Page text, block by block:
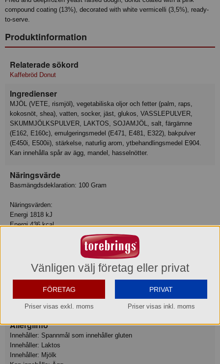
compound coating (13%), decorated with white vermicelli (3,5%), ready-
to-serve.
Produktinformation
Relaterade sökord
Kaffebröd Donut
Ingredienser
MJÖL (VETE, rismjöl), vegetabiliska oljor och fetter (palm, raps,
kokosnöt, shea), vatten, socker, jäst, glukos, VASSLEPULVER,
SKUMMJÖLKSPULVER, LAKTOS, SOJAMJÖL, salt, färgämne
(E162, E160c), emulgeringsmedel (E471, E481, E322), bakpulver
(E450i, E500ii), stärkelse, naturlig arom, ytbehandlingsmedel E904.
Kan innehålla spår av ägg, mandel, hasselnötter.
Näringsvärde
Basmängdsdeklaration: 100 Gram
Näringsvärden:
Energi 1818 kJ
Energi 436 kcal
- Varav sockerarter 14 g
Protein 7 g
Natrium 0.44 g
Allergiinfo
Innehåller: Spannmål som innehåller gluten
Innehåller: Laktos
Innehåller: Mjölk
Vänligen välj företag eller privat
FÖRETAG
Priser visas exkl. moms
PRIVAT
Priser visas inkl. moms